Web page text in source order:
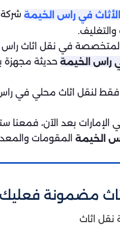
في راس الخيمة
المتخصصة في نقل اثاث
راس الخيمة حديثة مجهزة
لنقل اثاث محلي في راس
الخيمة المقومات
مضمونة فعليك
خدمة نقل اثاث